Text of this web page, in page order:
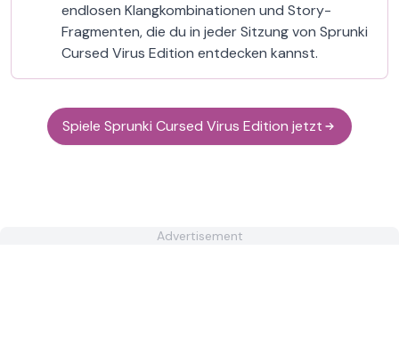
endlosen Klangkombinationen und Story-
Fragmenten, die du in jeder Sitzung von Sprunki
Cursed Virus Edition entdecken kannst.
Spiele Sprunki Cursed Virus Edition jetzt
Advertisement